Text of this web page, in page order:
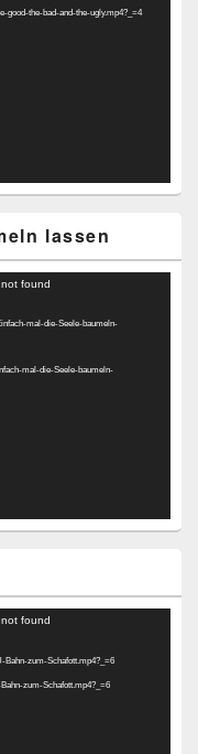
good-the-bad-and-the-ugly.mp4?_=4
lassen
found
mal-die-Seele-baumeln-
mal-die-Seele-baumeln-
found
Bahn-zum-Schafott.mp4?_=6
zum-Schafott.mp4?_=6